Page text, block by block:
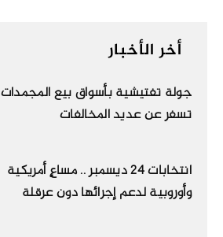
أخر الأخبار
جولة تفتيشية بأسواق بيع المجمدات
تسفر عن عديد المخالفات
انتخابات 24 ديسمبر .. مساعٍ أمريكية
وأوروبية لدعم إجرائها دون عرقلة